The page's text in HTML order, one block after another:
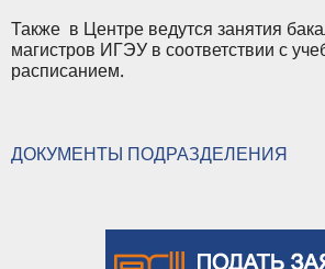
Также в Центре ведутся занятия
магистров ИГЭУ в соответствии с
расписанием.
ДОКУМЕНТЫ ПОДРАЗДЕЛЕНИЯ